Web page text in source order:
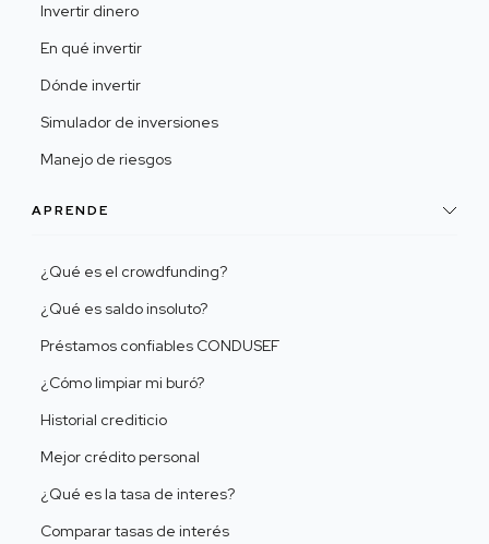
Invertir dinero
En qué invertir
Dónde invertir
Simulador de inversiones
Manejo de riesgos
APRENDE
¿Qué es el crowdfunding?
¿Qué es saldo insoluto?
Préstamos confiables CONDUSEF
¿Cómo limpiar mi buró?
Historial crediticio
Mejor crédito personal
¿Qué es la tasa de interes?
Comparar tasas de interés